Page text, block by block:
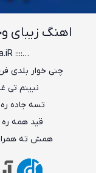
اهنگ زیبای
…:::: iR-media.iR ::::…
چنی خوار بلدی
نبینم تی
تسه جاده
قید همه
همش ته